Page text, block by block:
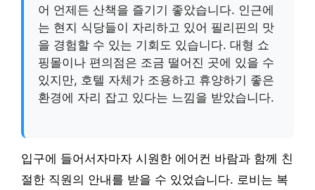
어 언제든 산책을 즐기기 좋았습니다. 인근에
는 현지 식당들이 자리하고 있어 필리핀의 맛
을 경험할 수 있는 기회도 있습니다. 대형 쇼
핑몰이나 편의점은 조금 떨어진 곳에 있을 수
있지만, 호텔 자체가 조용하고 휴양하기 좋은
환경에 자리 잡고 있다는 느낌을 받았습니다.
입구에 들어서자마자 시원한 에어컨 바람과 함께 친
절한 직원의 안내를 받을 수 있었습니다. 로비는 복